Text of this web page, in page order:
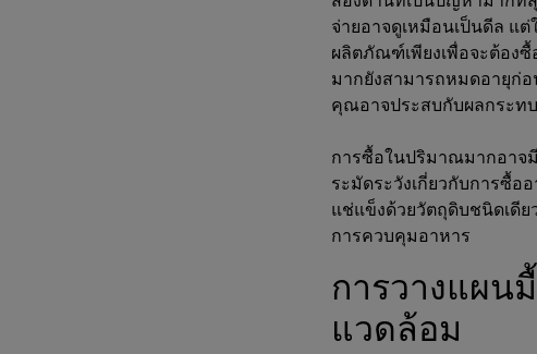
จ่ายอาจดูเหมือนเป็นดีล แต่
ผลิตภัณฑ์เพียงเพื่อจะต้อง
มากยังสามารถหมดอายุก่
คุณอาจประสบกับผลกระท
การซื้อในปริมาณมากอาจ
ระมัดระวังเกี่ยวกับการซื้อ
แช่แข็งด้วยวัตถุดิบชนิดเดี
การควบคุมอาหาร
การวางแผน
แวดล้อม